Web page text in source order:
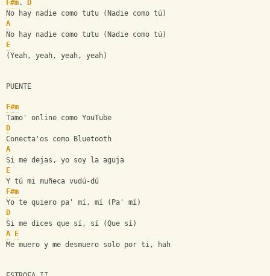
F#m.
D
No hay nadie como tutu (Nadie como tú)
A
No hay nadie como tutu (Nadie como tú)
E
(Yeah, yeah, yeah, yeah)
PUENTE
F#m
Tamo' online como YouTube
D
Conecta'os como Bluetooth
A
Si me dejas, yo soy la aguja
E
Y tú mi muñeca vudú-dú
F#m
Yo te quiero pa' mí, mí (Pa' mí)
D
Si me dices que sí, sí (Que sí)
A
E
Me muero y me desmuero solo por ti, hah